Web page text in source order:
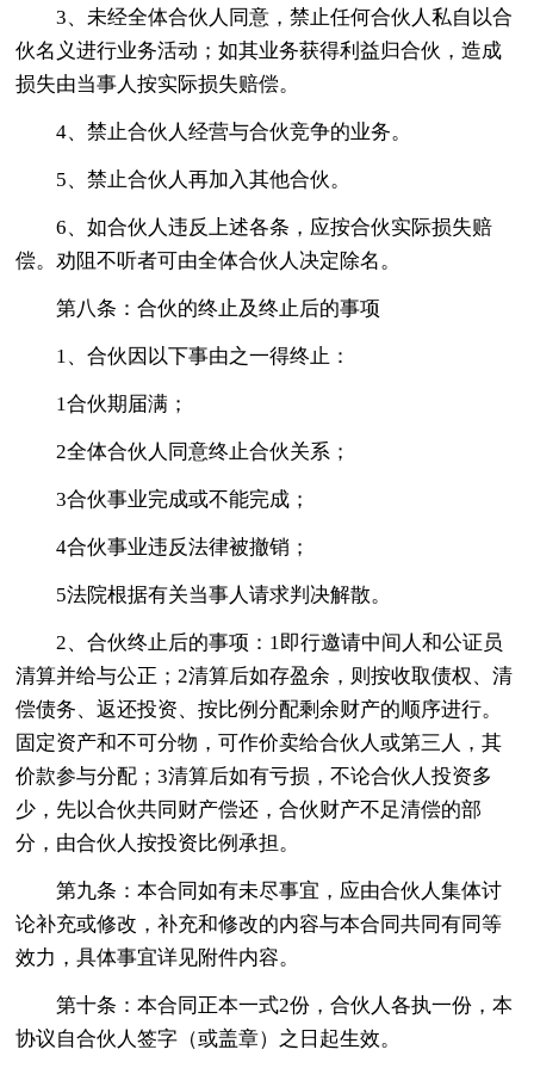
3、未经全体合伙人同意，禁止任何合伙人私自以合
伙名义进行业务活动；如其业务获得利益归合伙，造成
损失由当事人按实际损失赔偿。
4、禁止合伙人经营与合伙竞争的业务。
5、禁止合伙人再加入其他合伙。
6、如合伙人违反上述各条，应按合伙实际损失赔
偿。劝阻不听者可由全体合伙人决定除名。
第八条：合伙的终止及终止后的事项
1、合伙因以下事由之一得终止：
1合伙期届满；
2全体合伙人同意终止合伙关系；
3合伙事业完成或不能完成；
4合伙事业违反法律被撤销；
5法院根据有关当事人请求判决解散。
2、合伙终止后的事项：1即行邀请中间人和公证员
清算并给与公正；2清算后如存盈余，则按收取债权、清
偿债务、返还投资、按比例分配剩余财产的顺序进行。
固定资产和不可分物，可作价卖给合伙人或第三人，其
价款参与分配；3清算后如有亏损，不论合伙人投资多
少，先以合伙共同财产偿还，合伙财产不足清偿的部
分，由合伙人按投资比例承担。
第九条：本合同如有未尽事宜，应由合伙人集体讨
论补充或修改，补充和修改的内容与本合同共同有同等
效力，具体事宜详见附件内容。
第十条：本合同正本一式2份，合伙人各执一份，本
协议自合伙人签字（或盖章）之日起生效。